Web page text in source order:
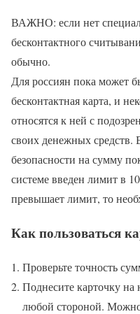
ВАЖНО: если нет
бесконтактного
обычно.
Для россиян пока может
бесконтактная карта, и
относятся к ней с
своих денежных средств.
безопасности на сумму
системе введен лимит в
превышает лимит, то
Как пользоваться
Проверьте точность
Поднесите карточку на
любой стороной.